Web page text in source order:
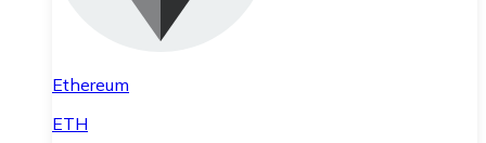
Ethereum
ETH